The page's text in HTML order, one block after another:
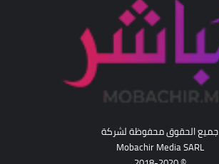
جميع الحقوق محفوظة لشركة
Mobachir Media SARL